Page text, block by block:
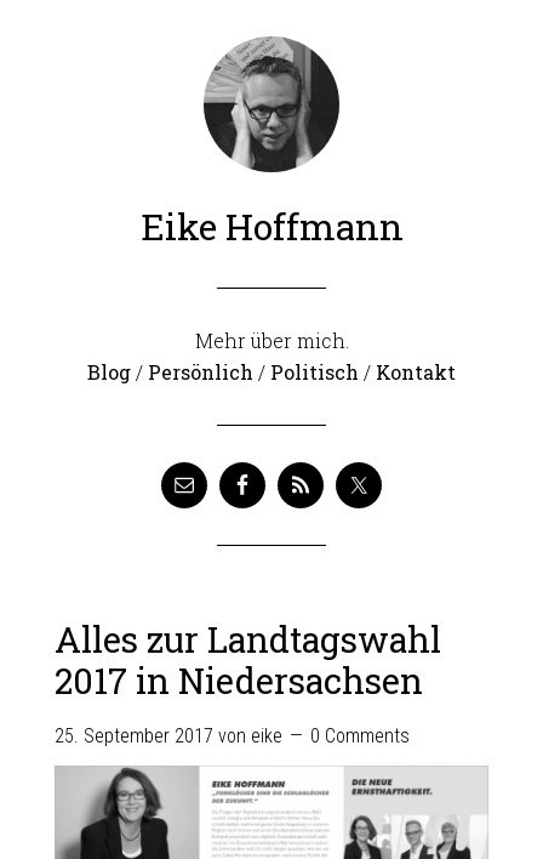
Eike Hoffmann
Mehr über mich.
Blog/ Persönlich / Politisch / Kontakt
Alles zur Landtagswahl
2017 in Niedersachsen
25. September 2017 von eike 0 Comments